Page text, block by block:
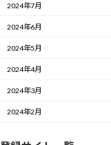
2024年7月
2024年6月
2024年5月
2024年4月
2024年3月
2024年2月